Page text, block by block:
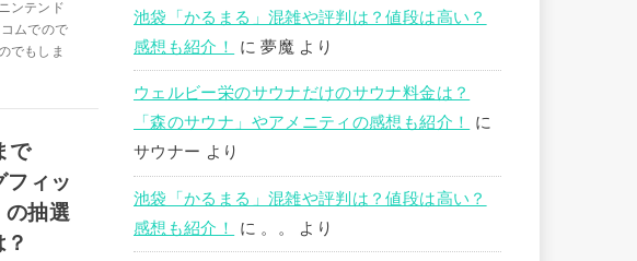
ンテンド
ムでので
でもしま
で
ィッ
の抽選
池袋「かるまる」混雑や評判は？値段は高い？
感想も紹介！
に夢魔 より
ウェルビー栄のサウナだけのサウナ料金は？
「森のサウナ」やアメニティの感想も紹介！
に
サウナー より
池袋「かるまる」混雑や評判は？値段は高い？
感想も紹介！
に 。。 より